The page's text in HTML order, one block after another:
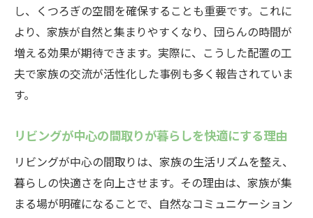
し、くつろぎの空間を確保することも重要です。これに
より、家族が自然と集まりやすくなり、団らんの時間が
増える効果が期待できます。実際に、こうした配置の工
夫で家族の交流が活性化した事例も多く報告されていま
す。
リビングが中心の間取りが暮らしを快適にする理由
リビングが中心の間取りは、家族の生活リズムを整え、
暮らしの快適さを向上させます。その理由は、家族が集
まる場が明確になることで、自然なコミュニケーション